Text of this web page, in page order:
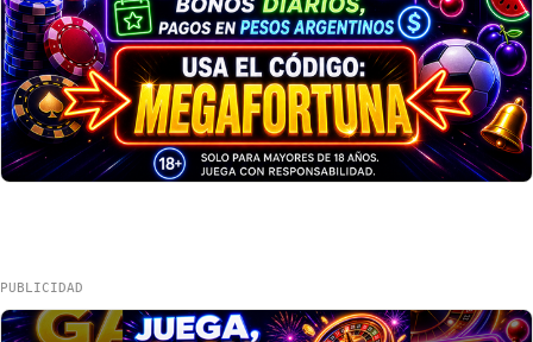
PUBLICIDAD